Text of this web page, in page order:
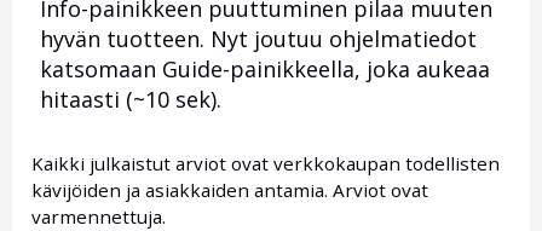
Info-painikkeen puuttuminen pilaa muuten
hyvän tuotteen. Nyt joutuu ohjelmatiedot
katsomaan Guide-painikkeella, joka aukeaa
hitaasti (~10 sek).
Kaikki julkaistut arviot ovat verkkokaupan todellisten
kävijöiden ja asiakkaiden antamia. Arviot ovat
varmennettuja.